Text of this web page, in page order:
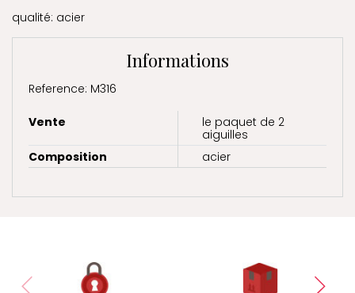
qualité: acier
Informations
Reference: M316
Vente
le paquet de 2
aiguilles
Composition
acier